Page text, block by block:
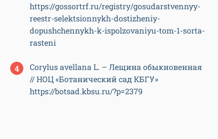
https://gossortrf.ru/registry/gosudarstvennyy-
reestr-selektsionnykh-dostizheniy-
dopushchennykh-k-ispolzovaniyu-tom-1-sorta-
rasteni
Corylus avellana L. – Лещина обыкновенная
// НОЦ «Ботанический сад КБГУ»
https://botsad.kbsu.ru/?p=2379